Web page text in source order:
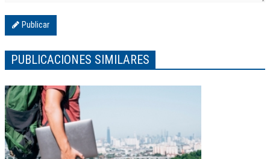
Publicar
PUBLICACIONES SIMILARES